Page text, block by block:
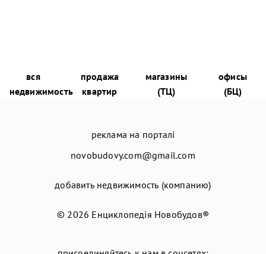
вся
недвижимость
продажа
квартир
магазины
(ТЦ)
офисы
(БЦ)
реклама на порталі
novobudovy.com@gmail.com
добавить недвижимость (компанию)
© 2026 Енциклопедія Новобудов®